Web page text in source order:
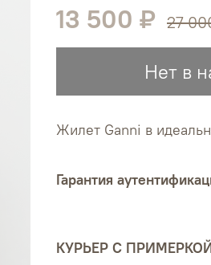
13 500 ₽ 27
Нет в
Жилет Ganni в
Гарантия
КУРЬЕР С